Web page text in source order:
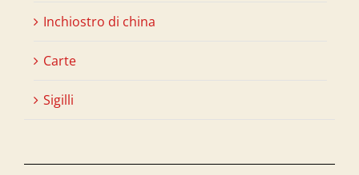
Inchiostro di china
Carte
Sigilli